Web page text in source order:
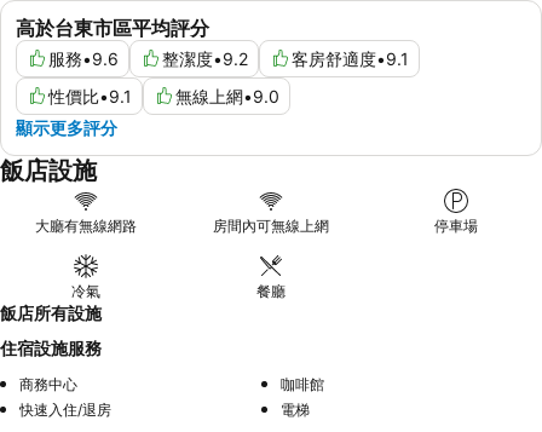
高於台東市區平均評分
服務•9.6 整潔度•9.2 客房舒適度•9.1
性價比•9.1 無線上網•9.0
顯示更多評分
飯店設施
大廳有無線網路 房間內可無線上網 停車場
冷氣 餐廳
飯店所有設施
住宿設施服務
商務中心
咖啡館
快速入住/退房
電梯